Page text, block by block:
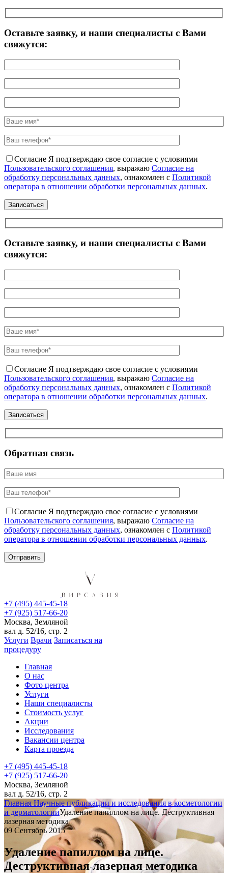
Оставьте заявку, и наши специалисты с Вами
свяжутся:
Согласие Я подтверждаю свое согласие с условиями
Пользовательского соглашения, выражаю Согласие на
обработку персональных данных, ознакомлен с Политикой
оператора в отношении обработки персональных данных.
Оставьте заявку, и наши специалисты с Вами
свяжутся:
Согласие Я подтверждаю свое согласие с условиями
Пользовательского соглашения, выражаю Согласие на
обработку персональных данных, ознакомлен с Политикой
оператора в отношении обработки персональных данных.
Обратная связь
Согласие Я подтверждаю свое согласие с условиями
Пользовательского соглашения, выражаю Согласие на
обработку персональных данных, ознакомлен с Политикой
оператора в отношении обработки персональных данных.
+7 (495) 445-45-18
+7 (925) 517-66-20
Москва, Земляной
вал д. 52/16, стр. 2
Услуги Врачи Записаться на
процедуру
Главная
О нас
Фото центра
Услуги
Наши специалисты
Стоимость услуг
Акции
Исследования
Вакансии центра
Карта проезда
+7 (495) 445-45-18
+7 (925) 517-66-20
Москва, Земляной
вал д. 52/16, стр. 2
ГлавнаяНаучные публикации и исследования в косметологии
и дерматологииУдаление папиллом на лице. Деструктивная
лазерная методика
09 Сентябрь 2015
Удаление папиллом на лице.
Деструктивная лазерная методика